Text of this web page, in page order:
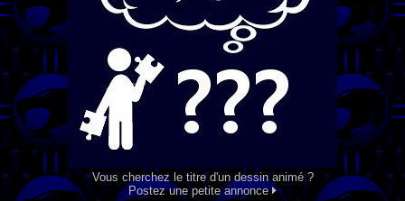
Vous cherchez le titre d'un dessin animé ?
Postez une petite annonce